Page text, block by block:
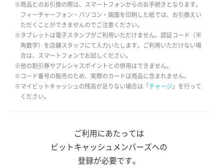
※商品とのお引換の際は、スマートフォンからのお手続きとなります。
フィーチャーフォン・パソコン・画面を印刷した紙では、お引換えい
ただくことができませんのでご注意ください。
※タブレットは電子スタンプがご利用いただけません。認証コード（半
角数字）を店舗スタッフにて入力いたします。ご利用いただけない場
合は、スマートフォンでお試しください。
※他の割引券やプレシャスポイントとの併用はできません。
※コード番号の販売のため、実際のカードは商品に含まれません。
※マイビットキャッシュの残高が足りない場合は「 チャージ 」を行って
ください。
ご利用にあたっては
ビットキャッシュメンバーズへの
登録が必要です。